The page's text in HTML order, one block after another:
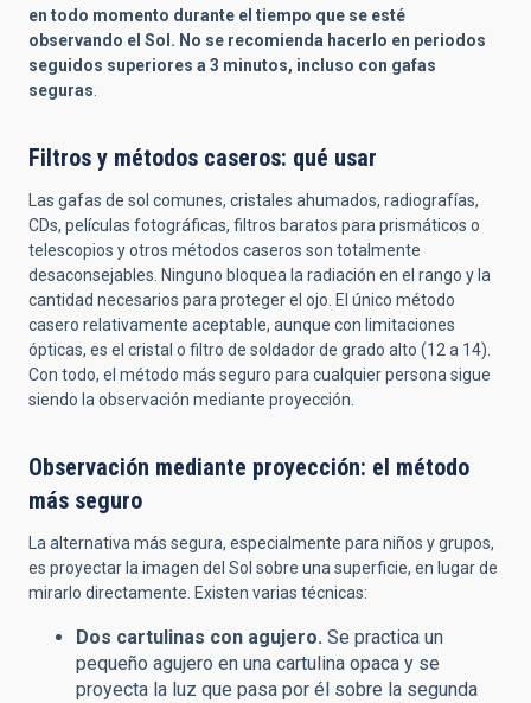
en todo momento durante el tiempo que se esté
observando el Sol. No se recomienda hacerlo en periodos
seguidos superiores a 3 minutos, incluso con gafas
seguras.
Filtros y métodos caseros: qué usar
Las gafas de sol comunes, cristales ahumados, radiografías,
CDs, películas fotográficas, filtros baratos para prismáticos o
telescopios y otros métodos caseros son totalmente
desaconsejables. Ninguno bloquea la radiación en el rango y la
cantidad necesarios para proteger el ojo. El único método
casero relativamente aceptable, aunque con limitaciones
ópticas, es el cristal o filtro de soldador de grado alto (12 a 14).
Con todo, el método más seguro para cualquier persona sigue
siendo la observación mediante proyección.
Observación mediante proyección: el método
más seguro
La alternativa más segura, especialmente para niños y grupos,
es proyectar la imagen del Sol sobre una superficie, en lugar de
mirarlo directamente. Existen varias técnicas:
Dos cartulinas con agujero. Se practica un
pequeño agujero en una cartulina opaca y se
proyecta la luz que pasa por él sobre la segunda